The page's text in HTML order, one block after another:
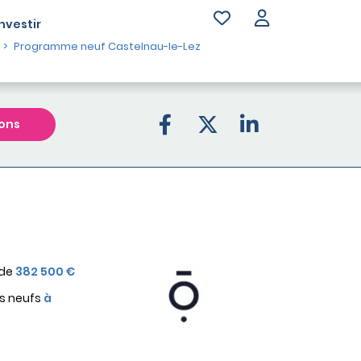
Programme neuf Castelnau-le-Lez
382 500 €
neufs à